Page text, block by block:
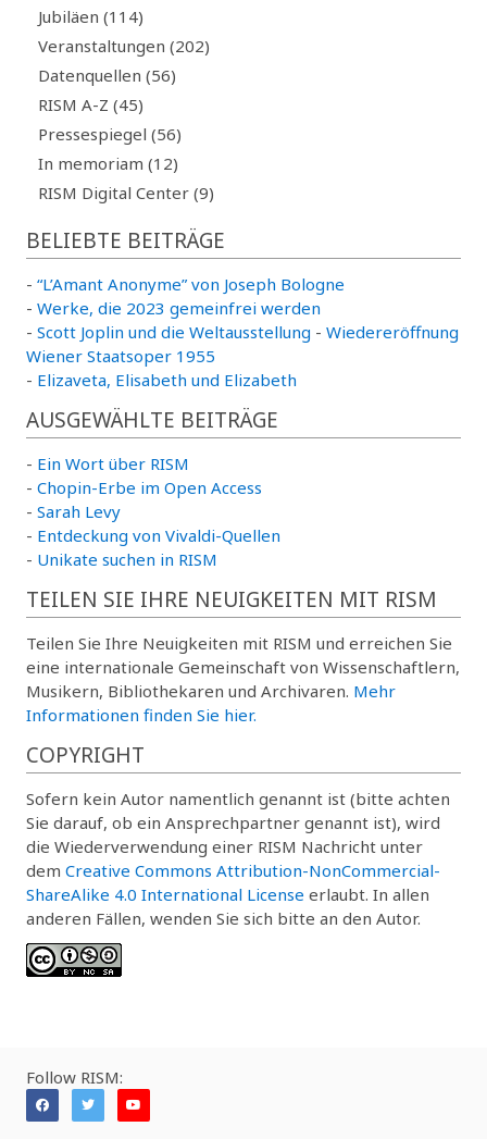
Jubiläen (114)
Veranstaltungen (202)
Datenquellen (56)
RISM A-Z (45)
Pressespiegel (56)
In memoriam (12)
RISM Digital Center (9)
BELIEBTE BEITRÄGE
- “L’Amant Anonyme” von Joseph Bologne
- Werke, die 2023 gemeinfrei werden
- Scott Joplin und die Weltausstellung - Wiedereröffnung
Wiener Staatsoper 1955
- Elizaveta, Elisabeth und Elizabeth
AUSGEWÄHLTE BEITRÄGE
- Ein Wort über RISM
- Chopin-Erbe im Open Access
- Sarah Levy
- Entdeckung von Vivaldi-Quellen
- Unikate suchen in RISM
TEILEN SIE IHRE NEUIGKEITEN MIT RISM
Teilen Sie Ihre Neuigkeiten mit RISM und erreichen Sie
eine internationale Gemeinschaft von Wissenschaftlern,
Musikern, Bibliothekaren und Archivaren. Mehr
Informationen finden Sie hier.
COPYRIGHT
Sofern kein Autor namentlich genannt ist (bitte achten
Sie darauf, ob ein Ansprechpartner genannt ist), wird
die Wiederverwendung einer RISM Nachricht unter
dem Creative Commons Attribution-NonCommercial-
ShareAlike 4.0 International License erlaubt. In allen
anderen Fällen, wenden Sie sich bitte an den Autor.
Follow RISM: